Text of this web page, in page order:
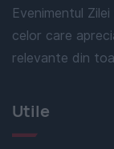
Evenimentul
celor care
relevante din
Utile